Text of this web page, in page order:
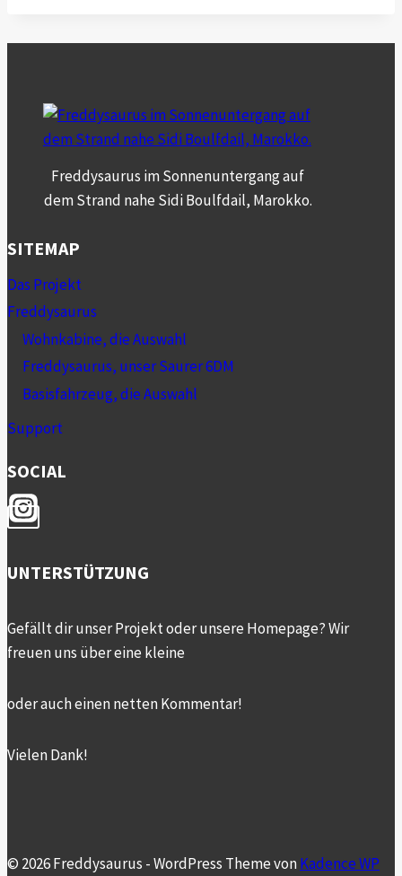
DIE
Freddysaurus im Sonnenuntergang auf
dem Strand nahe Sidi Boulfdail, Marokko.
SITEMAP
Das Projekt
Freddysaurus
Wohnkabine, die Auswahl
Freddysaurus, unser Saurer 6DM
Basisfahrzeug, die Auswahl
Support
SOCIAL
UNTERSTÜTZUNG
Gefällt dir unser Projekt oder unsere Homepage? Wir
freuen uns über eine kleine
oder auch einen netten Kommentar!
Vielen Dank!
© 2026 Freddysaurus - WordPress Theme vonKadence WP